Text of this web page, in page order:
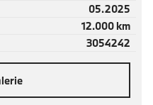
05.2025
12.000 km
3054242